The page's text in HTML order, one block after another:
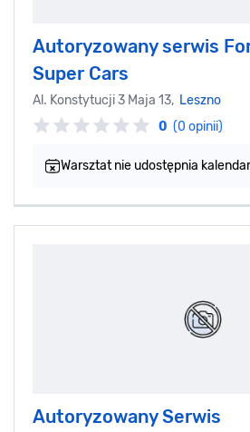
Autoryzowany serwis
Super Cars
Al. Konstytucji 3 Maja 13, Leszno
0 (0 opinii)
Warsztat nie udostępnia
Autoryzowany Serwis